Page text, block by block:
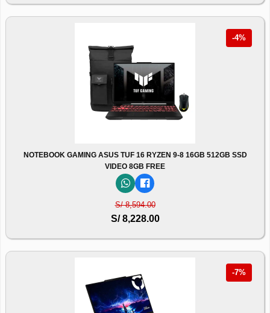
-4%
NOTEBOOK GAMING ASUS TUF 16 RYZEN 9-8 16GB 512GB SSD
VIDEO 8GB FREE
S/ 8,594.00
S/ 8,228.00
-7%